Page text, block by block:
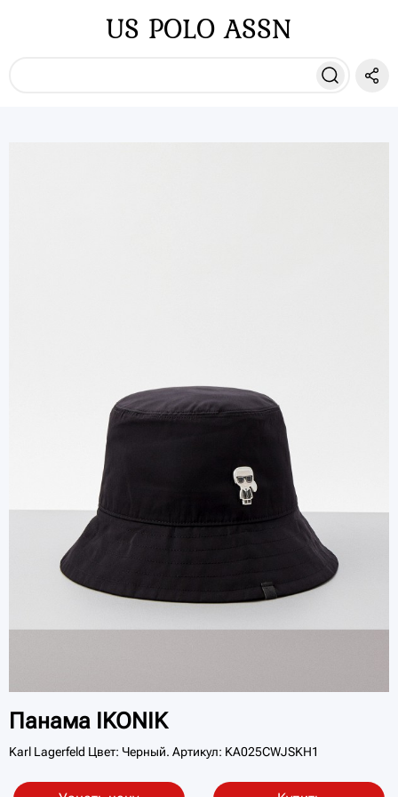
US POLO ASSN
Панама IKONIK
Karl Lagerfeld Цвет: Черный. Артикул: KA025CWJSKH1